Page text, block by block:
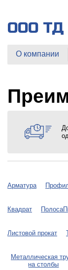
ООО ТД
О компании
Арматура
Квадрат Полоса
Листовой прокат
Металлическая
на столбы